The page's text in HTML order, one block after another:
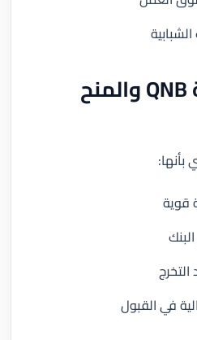
الفرق بين منحة QNB والمنح
بأنها:
قوية
في القبول